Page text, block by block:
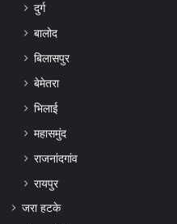
दुर्ग
बालोद
बिलासपुर
बेमेतरा
भिलाई
महासमुंद
राजनांदगांव
रायपुर
जरा हटके